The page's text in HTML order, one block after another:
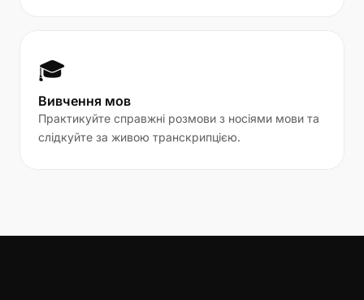
🎓
Вивчення мов
Практикуйте справжні розмови з носіями мови та
слідкуйте за живою транскрипцією.